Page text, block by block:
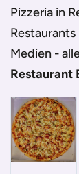
Pizzeria in
Medien -
Restaurant